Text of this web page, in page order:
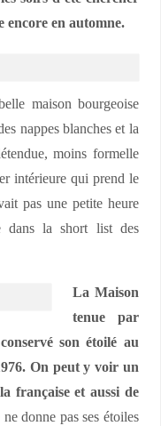
encore en automne.
maison bourgeoise
nappes blanches et la
moins formelle
intérieure qui prend le
pas une petite heure
dans la short list des
La Maison
tenue par
son étoilé au
On peut y voir un
française et aussi de
donne pas ses étoiles